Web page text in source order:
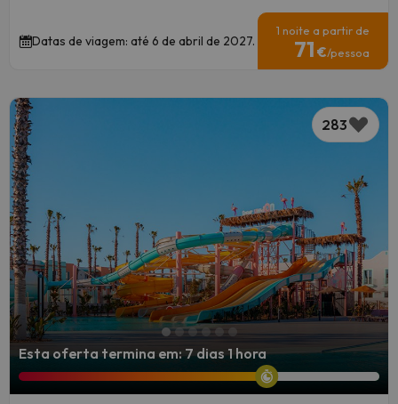
Datas de viagem: até 6 de abril de 2027.
1 noite a partir de
71 €/pessoa
283
Esta oferta termina em: 7 dias 1 hora